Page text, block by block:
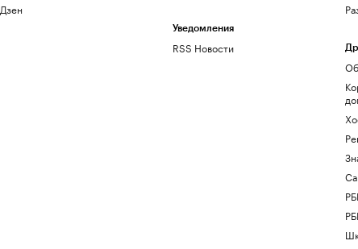
Дзен
Уведомления
RSS Новости